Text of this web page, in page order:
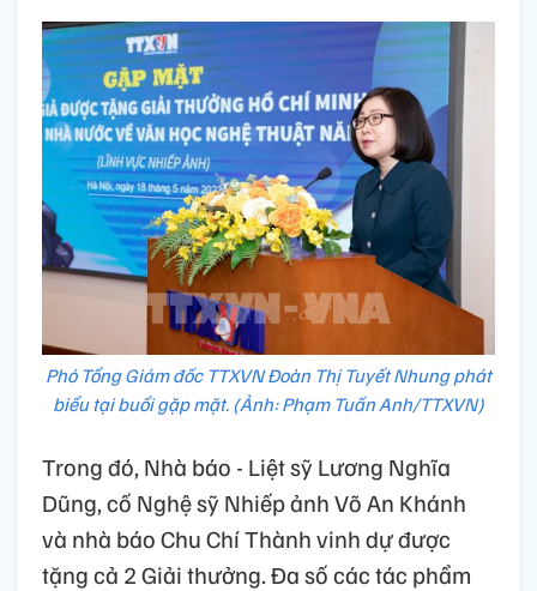
Phó Tổng Giám đốc TTXVN Đoàn Thị Tuyết Nhung phát
biểu tại buổi gặp mặt. (Ảnh: Phạm Tuấn Anh/TTXVN)
Trong đó, Nhà báo - Liệt sỹ Lương Nghĩa
Dũng, cố Nghệ sỹ Nhiếp ảnh Võ An Khánh
và nhà báo Chu Chí Thành vinh dự được
tặng cả 2 Giải thưởng. Đa số các tác phẩm